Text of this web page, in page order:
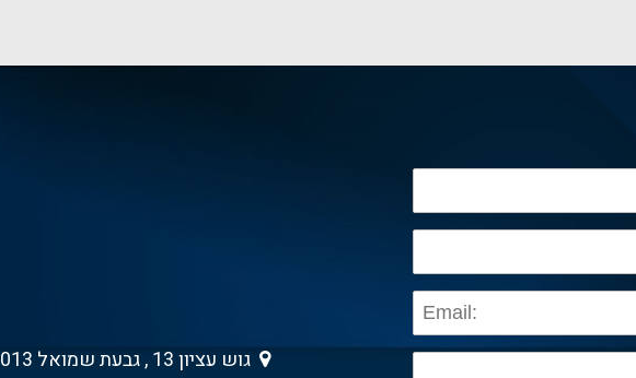
גוש עציון 13 , גבעת שמואל 5403013